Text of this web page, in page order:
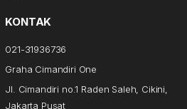
KONTAK
021-31936736
Graha Cimandiri One
Jl. Cimandiri no.1 Raden Saleh, Cikini,
Jakarta Pusat